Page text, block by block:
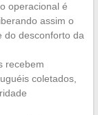
operacional é
assim o
do desconforto da
recebem
coletados,